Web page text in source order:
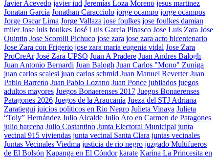
Javier Acevedo javier iud Jeremías Loza Moreno jesus martinez
Jonatan García Jonathan Caracciolo jorge ocampo jorge ocampos
Jorge Oscar Lima Jorge Vallaza jose foulkes jose foulkes damian
miler Jose luis foulkes José Luis Garcia Pinasco Jose Luis Zara Jose
Quintin Jose Scorolli Pichuco jose zara jose zara acto bicentenario
Jose Zara con Frigerio jose zara maria eugenia vidal Jose Zara
ProCreAr José Zara UPSO Juan A Pradere Juan Andres Balogh
Juan Antonio Bernardi Juan Balogh Juan Carlos "Mono" Zuniga
juan carlos scalesi juan carlos schmid Juan Manuel Reverter Juan
Pablo Barreno Juan Pablo Lozano Juan Ponce jubilados juegos
adultos mayores Juegos Bonaerenses 2017 Juegos Bonaerenses
Patagones 2026 Juegos de la Araucanía Jueza del STJ Adriana
Zaratiegui juicios políticos en Río Negro Julieta Vinaya Julieta
“Toly” Hernández Julio Alcalde Julio Aro en Carmen de Patagones
julio barcena Julio Costantino Junta Electoral Municipal junta
vecinal 915 viviendas junta vecinal Santa Clara juntas vecinales
Juntas Vecinales Viedma justicia de rio negro juzgado Multifueros
de El Bolsón Kapanga en El Cóndor karate Karina La Princesita en